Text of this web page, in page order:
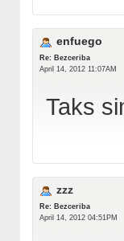
enfuego
Re: Bezceriba
April 14, 2012 11:07AM
Taks
zzz
Re: Bezceriba
April 14, 2012 04:51PM